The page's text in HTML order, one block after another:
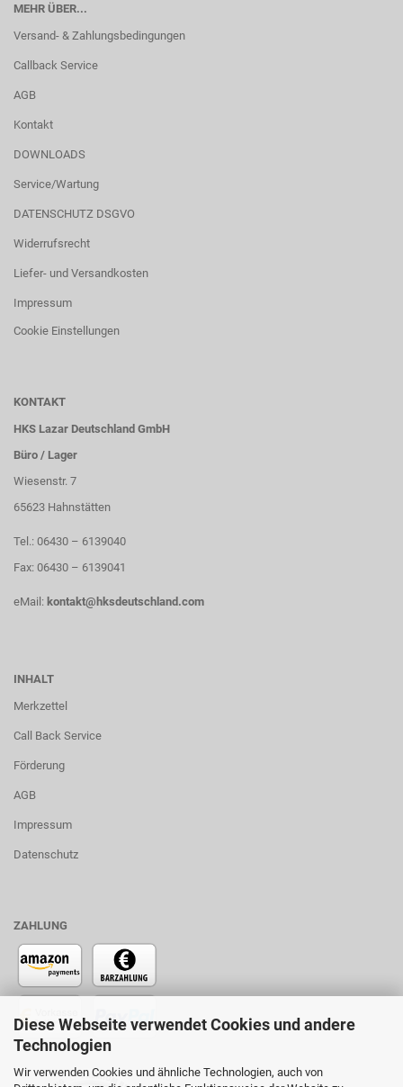
Diese Webseite verwendet Cookies und andere
Technologien
Wir verwenden Cookies und ähnliche Technologien, auch von
MEHR ÜBER...
Versand- & Zahlungsbedingungen
Callback Service
AGB
Kontakt
DOWNLOADS
Service/Wartung
DATENSCHUTZ DSGVO
Widerrufsrecht
Liefer- und Versandkosten
Impressum
Cookie Einstellungen
KONTAKT
HKS Lazar Deutschland GmbH
Büro / Lager
Wiesenstr. 7
65623 Hahnstätten
Tel.: 06430 – 6139040
Fax: 06430 – 6139041
eMail: kontakt@hksdeutschland.com
INHALT
Merkzettel
Call Back Service
Förderung
AGB
Impressum
Datenschutz
ZAHLUNG